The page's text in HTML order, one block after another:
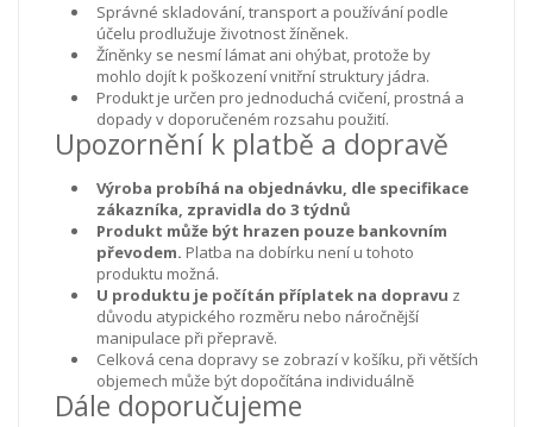
Správné skladování, transport a používání podle
účelu prodlužuje životnost žíněnek.
Žíněnky se nesmí lámat ani ohýbat, protože by
mohlo dojít k poškození vnitřní struktury jádra.
Produkt je určen pro jednoduchá cvičení, prostná a
dopady v doporučeném rozsahu použití.
Upozornění k platbě a dopravě
Výroba probíhá na objednávku, dle specifikace
zákazníka, zpravidla do 3 týdnů
Produkt může být hrazen pouze bankovním
převodem. Platba na dobírku není u tohoto
produktu možná.
U produktu je počítán příplatek na dopravu z
důvodu atypického rozměru nebo náročnější
manipulace při přepravě.
Celková cena dopravy se zobrazí v košíku, při větších
objemech může být dopočítána individuálně
Dále doporučujeme